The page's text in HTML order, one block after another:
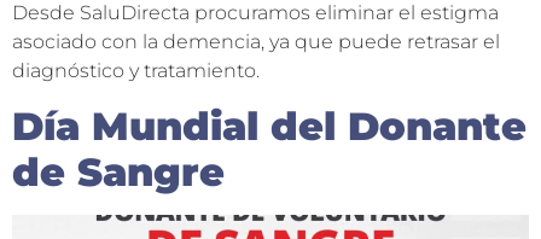
Desde SaluDirecta procuramos eliminar el estigma
asociado con la demencia, ya que puede retrasar el
diagnóstico y tratamiento.
Día Mundial del Donante
de Sangre